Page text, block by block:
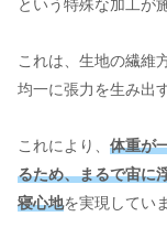
という特殊な加工が
これは、生地の繊維
均一に張力を生み出
これにより、 体重が
るため、まるで宙に
寝心地を実現してい